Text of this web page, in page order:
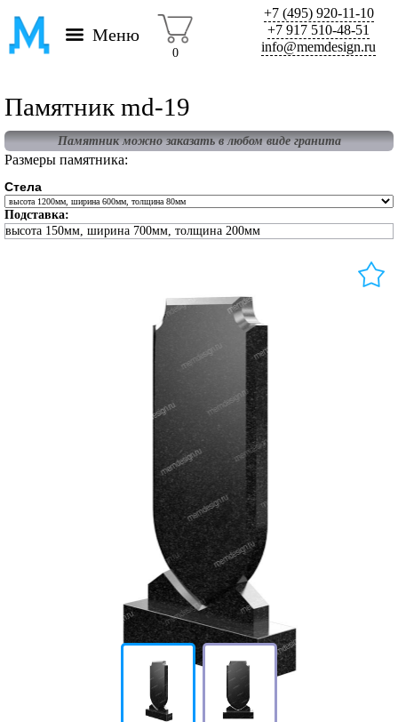
Меню
0
+7 (495) 920-11-10
+7 917 510-48-51
info@memdesign.ru
Памятник md-19
Памятник можно заказать в любом виде гранита
Размеры памятника:
Стела
Подставка:
высота 150мм, ширина 700мм, толщина 200мм